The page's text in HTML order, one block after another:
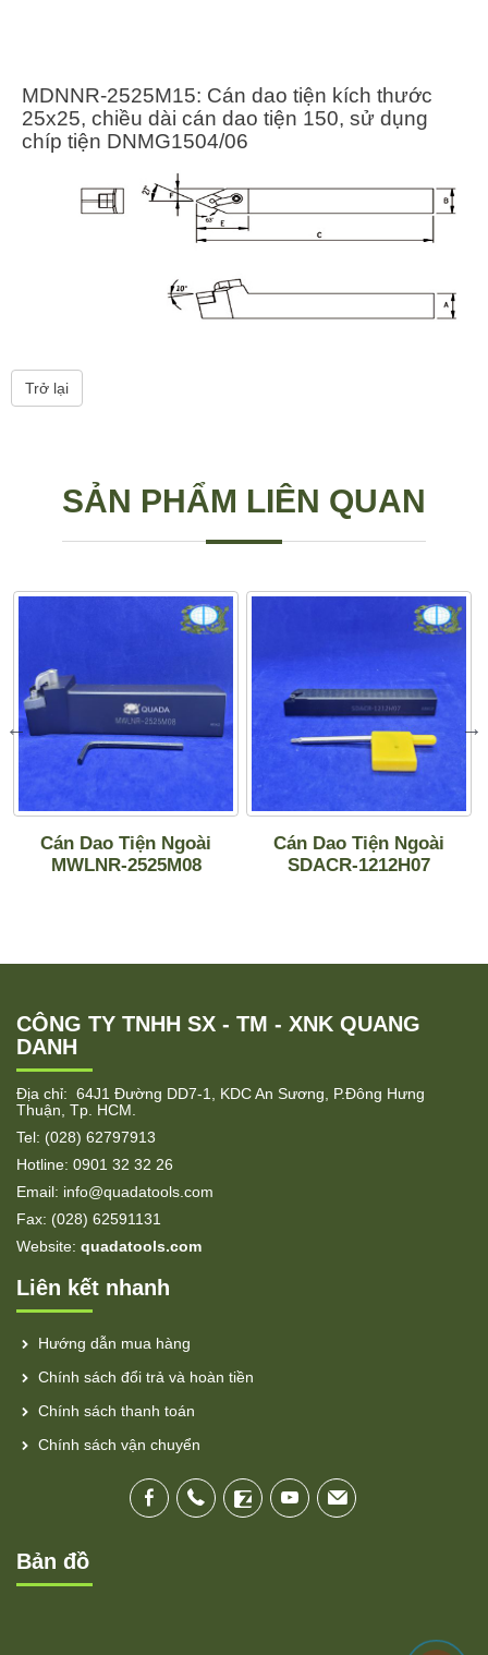
MDNNR-2525M15: Cán dao tiện kích thước
25x25, chiều dài cán dao tiện 150, sử dụng
chíp tiện DNMG1504/06
Trở lại
SẢN PHẨM LIÊN QUAN
Cán Dao Tiện Ngoài
MWLNR-2525M08
Cán Dao Tiện Ngoài
SDACR-1212H07
CÔNG TY TNHH SX - TM - XNK QUANG
DANH
Địa chỉ: 64J1 Đường DD7-1, KDC An Sương, P.Đông Hưng
Thuận, Tp. HCM.
Tel: (028) 62797913
Hotline: 0901 32 32 26
Email: info@quadatools.com
Fax: (028) 62591131
Website: quadatools.com
Liên kết nhanh
Hướng dẫn mua hàng
Chính sách đổi trả và hoàn tiền
Chính sách thanh toán
Chính sách vận chuyển
Bản đồ